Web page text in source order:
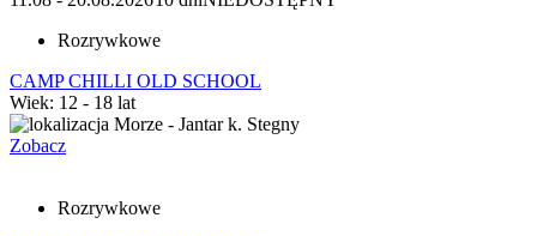
Rozrywkowe
CAMP CHILLI OLD SCHOOL
Wiek: 12 - 18 lat
Morze - Jantar k. Stegny
Zobacz
Rozrywkowe